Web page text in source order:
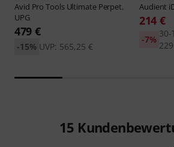
Avid Pro Tools Ultimate Perpet.
UPG
479 €
UVP: 565,25 €
-15%
Audient
214 €
-7%
15